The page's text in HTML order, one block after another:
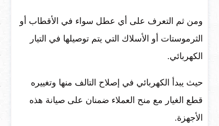
ومن ثم التعرف على أي عطل سواء في الأقطاب أو
الثرموستات أو الأسلاك التي يتم توصيلها في التيار
الكهربائي.
حيث يبدأ الكهربائي في إصلاح التالف منها وتغييره
قطع الغيار مع منح العملاء ضمنان على صيانة هذه
الأجهزة.